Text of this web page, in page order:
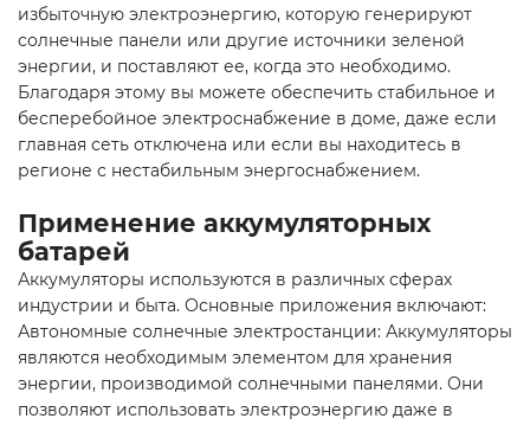
избыточную электроэнергию, которую генерируют
солнечные панели или другие источники зеленой
энергии, и поставляют ее, когда это необходимо.
Благодаря этому вы можете обеспечить стабильное и
бесперебойное электроснабжение в доме, даже если
главная сеть отключена или если вы находитесь в
регионе с нестабильным энергоснабжением.
Применение аккумуляторных
батарей
Аккумуляторы используются в различных сферах
индустрии и быта. Основные приложения включают:
Автономные солнечные электростанции: Аккумуляторы
являются необходимым элементом для хранения
энергии, производимой солнечными панелями. Они
позволяют использовать электроэнергию даже в